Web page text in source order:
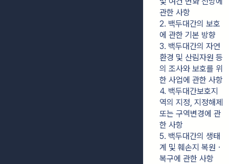
관한 사항
2. 백두대간의 보호
에 관한 기본 방향
3. 백두대간의 자연
환경 및 산림자원 등
의 조사와 보호를 위
한 사업에 관한 사항
4. 백두대간보호지
역의 지정, 지정해제
또는 구역변경에 관
한 사항
5. 백두대간의 생태
계 및 훼손지 복원ㆍ
복구에 관한 사항